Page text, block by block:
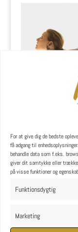
For at give dig de bedste
få adgang til
behandle data som f.eks.
giver dit samtykke eller
på visse funktioner og
Funktionsdygtig
Marketing
YOGA
YOGA Retreats